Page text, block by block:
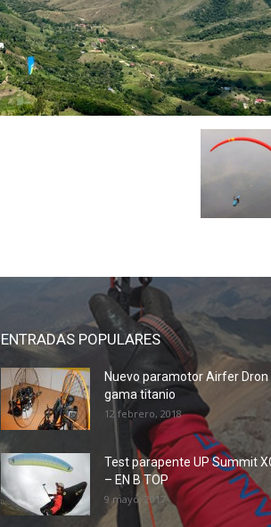
ENTRADAS POPULARES
Nuevo paramotor Airfer Dron
gama titanio
12 febrero, 2018
Test parapente UP Summit
– EN B TOP
9 mayo, 2017